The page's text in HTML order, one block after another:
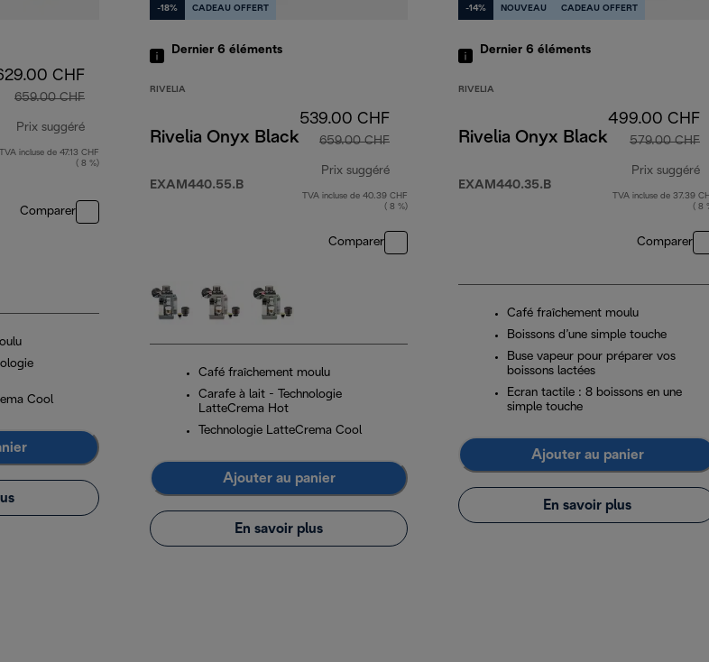
CHF
659.00 CHF
Prix suggéré
prix original 659.00 CHF
TVA incluse de 47.13 CHF
( 8 %)
Comparer
Cool
-18% CADEAU OFFERT
Dernier 6 éléments
RIVELIA
Rivelia Onyx Black
EXAM440.55.B
539.00 CHF
659.00 CHF
Prix suggéré
prix original 659.00 CHF
TVA incluse de 40.39 CHF
( 8 %)
Comparer
Café fraîchement moulu
Carafe à lait - Technologie
LatteCrema Hot
Technologie LatteCrema Cool
Ajouter au panier
En savoir plus
-14% NOUVEAU CADEAU OFFERT
Dernier 6 éléments
RIVELIA
Rivelia Onyx Black
EXAM440.35.B
499.00 CHF
579.00 CHF
Prix suggéré
TVA incluse de 37.39
( 8
Comparer
Café fraîchement moulu
Boissons d’une simple touche
Buse vapeur pour préparer vos
boissons lactées
Ecran tactile : 8 boissons en une
simple touche
Ajouter au panier
En savoir plus